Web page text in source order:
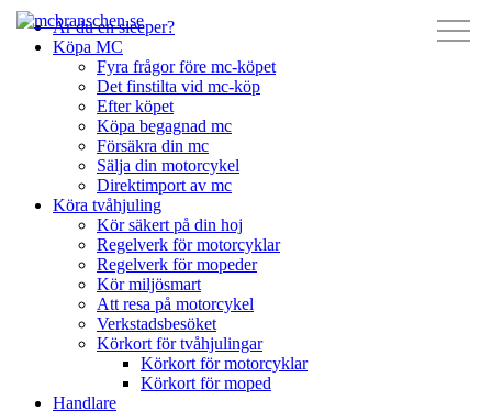
Är du en sleeper?
Köpa MC
Fyra frågor före mc-köpet
Det finstilta vid mc-köp
Efter köpet
Köpa begagnad mc
Försäkra din mc
Sälja din motorcykel
Direktimport av mc
Köra tvåhjuling
Kör säkert på din hoj
Regelverk för motorcyklar
Regelverk för mopeder
Kör miljösmart
Att resa på motorcykel
Verkstadsbesöket
Körkort för tvåhjulingar
Körkort för motorcyklar
Körkort för moped
Handlare